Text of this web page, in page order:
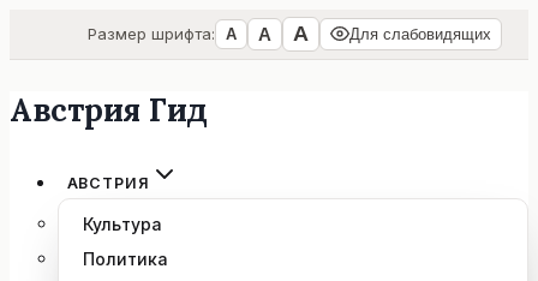
Размер шрифта: А А А Для слабовидящих
Перейти
содержимому
Австрия Гид
АВСТРИЯ
Культура
Политика